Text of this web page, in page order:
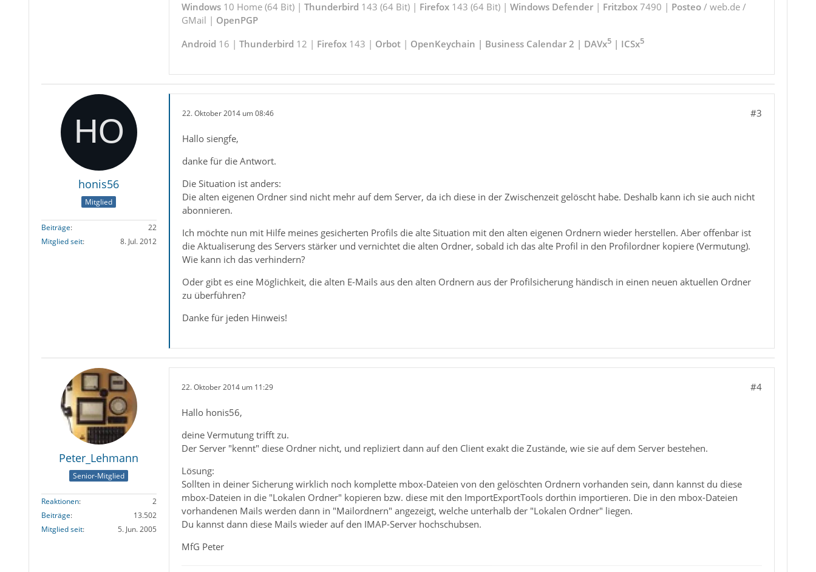
Windows10 Home (64 Bit) | Thunderbird 143 (64 Bit) | Firefox143 (64 Bit) | Windows Defender| Fritzbox7490 | Posteo/ web.de /
GMail | OpenPGP
Android 16 | Thunderbird 12 | Firefox143 | Orbot| OpenKeychain | Business Calendar 2 | DAVx5| ICSx5
honis56
Mitglied
Beiträge
22
Mitglied seit
8. Jul. 2012
22. Oktober 2014 um 08:46 #3
Hallo siengfe,
danke für die Antwort.
Die Situation ist anders:
Die alten eigenen Ordner sind nicht mehr auf dem Server, da ich diese in der Zwischenzeit gelöscht habe. Deshalb kann ich sie auch nicht
abonnieren.
Ich möchte nun mit Hilfe meines gesicherten Profils die alte Situation mit den alten eigenen Ordnern wieder herstellen. Aber offenbar ist
die Aktualiserung des Servers stärker und vernichtet die alten Ordner, sobald ich das alte Profil in den Profilordner kopiere (Vermutung).
Wie kann ich das verhindern?
Oder gibt es eine Möglichkeit, die alten E-Mails aus den alten Ordnern aus der Profilsicherung händisch in einen neuen aktuellen Ordner
zu überführen?
Danke für jeden Hinweis!
Peter_Lehmann
Senior-Mitglied
Reaktionen
2
Beiträge
13.502
Mitglied seit
5. Jun. 2005
22. Oktober 2014 um 11:29 #4
Hallo honis56,
deine Vermutung trifft zu.
Der Server "kennt" diese Ordner nicht, und repliziert dann auf den Client exakt die Zustände, wie sie auf dem Server bestehen.
Lösung:
Sollten in deiner Sicherung wirklich noch komplette mbox-Dateien von den gelöschten Ordnern vorhanden sein, dann kannst du diese
mbox-Dateien in die "Lokalen Ordner" kopieren bzw. diese mit den ImportExportTools dorthin importieren. Die in den mbox-Dateien
vorhandenen Mails werden dann in "Mailordnern" angezeigt, welche unterhalb der "Lokalen Ordner" liegen.
Du kannst dann diese Mails wieder auf den IMAP-Server hochschubsen.
MfG Peter